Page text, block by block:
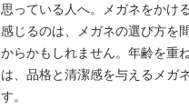
思っている人へ。メガネをかけ
感じるのは、メガネの選び方を
からかもしれません。年齢を重
は、品格と清潔感を与えるメガ
す。